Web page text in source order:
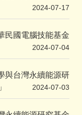
2024-07-17
民國電腦技能基金
2024-07-04
與台灣永續能源研
2024-07-03